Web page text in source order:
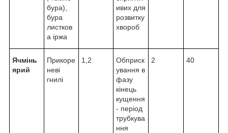
бура),
бура
листков
а іржа
ивих для
розвитку
хвороб
Ячмінь
ярий
Прикоре
неві
гнилі
1,2
Обприск
ування в
фазу
кінець
кущення
- період
трубкува
ння
2 40